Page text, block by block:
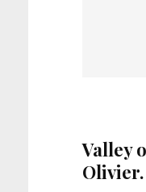
Valley
Olivier.